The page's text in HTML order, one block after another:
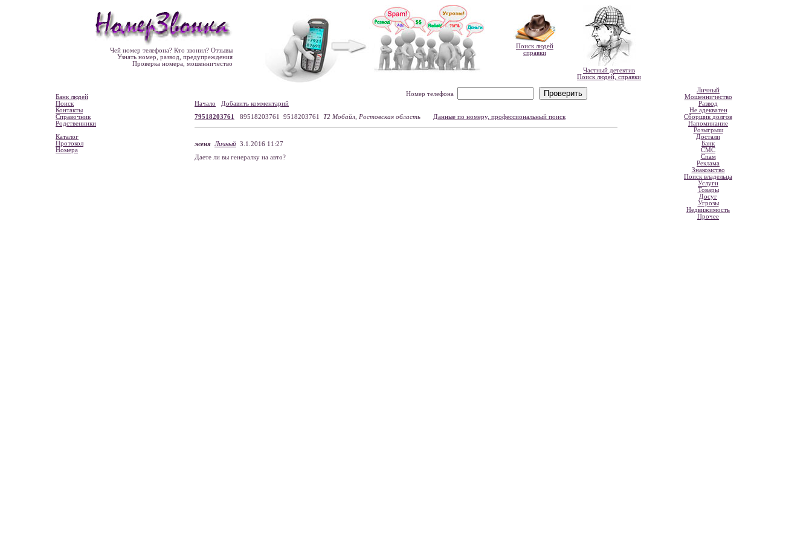
Чей номер телефона? Кто звонил? Отзывы
Узнать номер, развод, предупреждения
Проверка номера, мошенничество
Поиск людей
справки
Частный детектив
Поиск людей, справки
Банк людей
Поиск
Контакты
Справочник
Родственники
Каталог
Протокол
Номера
Номер телефона
Начало
Добавить комментарий
79518203761
89518203761 9518203761 Т2 Мобайл, Ростовская область Данные по номеру, профессиональный поиск
женя Личный 3.1.2016 11:27
Даете ли вы генералку на авто?
Личный
Мошенничество
Развод
Не адекватен
Сборщик долгов
Напоминание
Розыгрыш
Достали
Банк
СМС
Спам
Реклама
Знакомство
Поиск владельца
Услуги
Товары
Досуг
Угрозы
Недвижимость
Прочее